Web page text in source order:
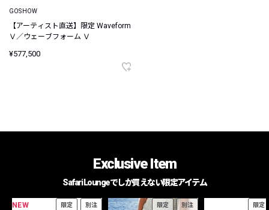
GOSHOW
【アーティスト直送】限定 Waveform
Ⅴ／ウェーブフォーム Ⅴ
¥577,500
Exclusive Item
Safari Loungeでしか買えない限定アイテム
NEW 限定 別注 限定 別注 限定